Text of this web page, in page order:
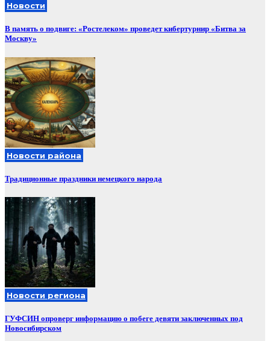
Новости
В память о подвиге: «Ростелеком» проведет кибертурнир «Битва за
Москву»
Новости района
Традиционные праздники немецкого народа
Новости региона
ГУФСИН опроверг информацию о побеге девяти заключенных под
Новосибирском